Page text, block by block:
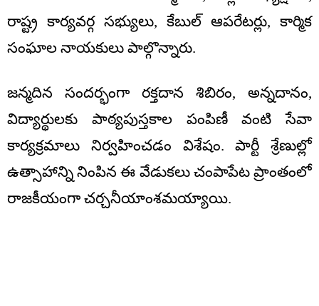
రాష్ట్ర కార్యవర్గ సభ్యులు, కేబుల్ ఆపరేటర్లు, కార్మిక
సంఘాల నాయకులు పాల్గొన్నారు.
జన్మదిన సందర్భంగా రక్తదాన శిబిరం, అన్నదానం,
విద్యార్థులకు పాఠ్యపుస్తకాల పంపిణీ వంటి సేవా
కార్యక్రమాలు నిర్వహించడం విశేషం. పార్టీ శ్రేణుల్లో
ఉత్సాహాన్ని నింపిన ఈ వేడుకలు చంపాపేట ప్రాంతంలో
రాజకీయంగా చర్చనీయాంశమయ్యాయి.